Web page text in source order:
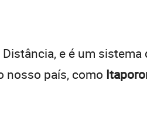
e é um
nosso país, como